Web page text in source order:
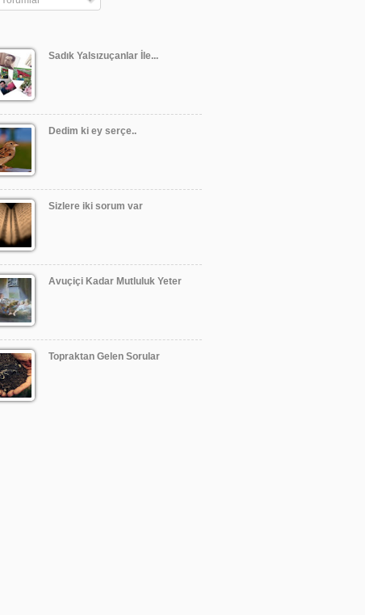
Sadık Yalsızuçanlar İle...
Dedim ki ey serçe..
Sizlere iki sorum var
Avuçiçi Kadar Mutluluk Yeter
Topraktan Gelen Sorular